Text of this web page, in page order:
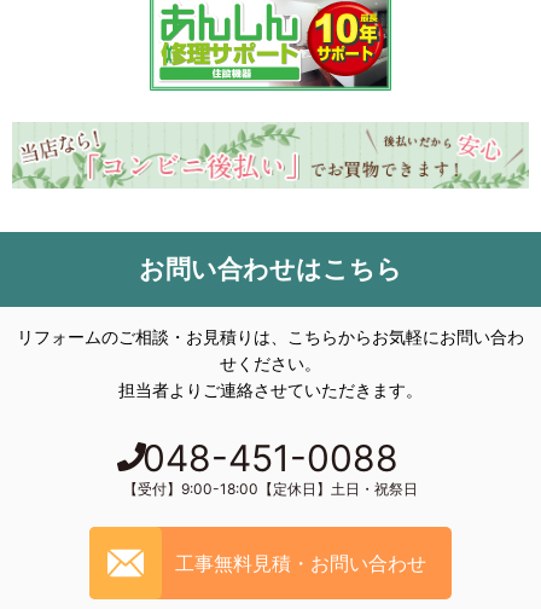
お問い合わせはこちら
リフォームのご相談・お見積りは、こちらからお気軽にお問い合わ
せください。
担当者よりご連絡させていただきます。
048-451-0088
【受付】9:00-18:00【定休日】土日・祝祭日
工事無料見積・お問い合わせ